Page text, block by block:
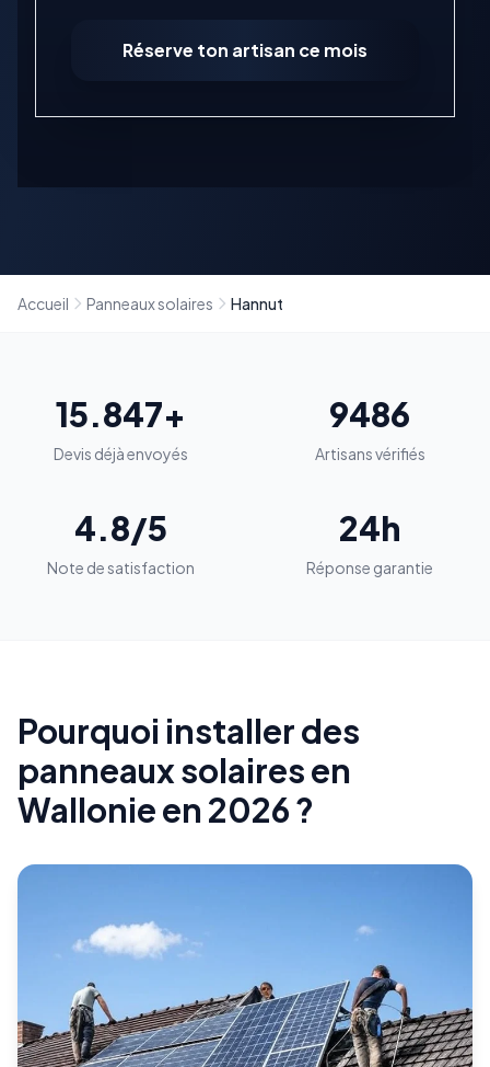
Réserve ton artisan ce mois
Accueil Panneaux solaires Hannut
15.847+
Devis déjà envoyés
9486
Artisans vérifiés
4.8/5
Note de satisfaction
24h
Réponse garantie
Pourquoi installer des
panneaux solaires en
Wallonie en 2026 ?